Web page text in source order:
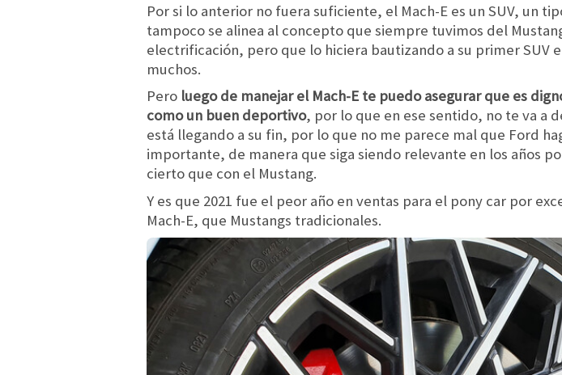
Por si lo anterior no fuera suficiente, el Mach-E es un SUV, un
tampoco se alinea al concepto que siempre tuvimos del
electrificación, pero que lo hiciera bautizando a su primer SUV
muchos.
Pero luego de manejar el Mach-E te puedo asegurar que es
como un buen deportivo, por lo que en ese sentido, no te va a
está llegando a su fin, por lo que no me parece mal que Ford
importante, de manera que siga siendo relevante en los años
cierto que con el Mustang.
Y es que 2021 fue el peor año en ventas para el pony car por
Mach-E, que Mustangs tradicionales.